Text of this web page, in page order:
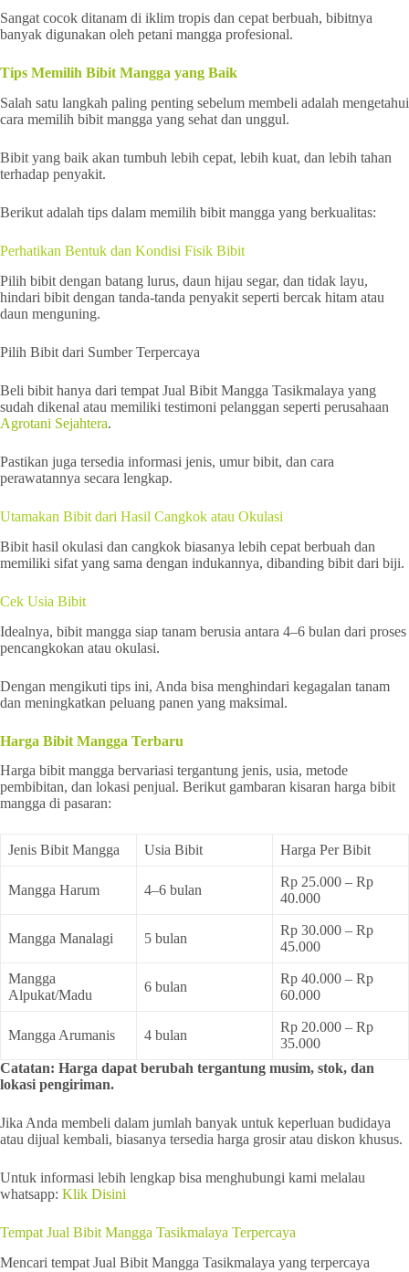
Sangat cocok ditanam di iklim tropis dan cepat berbuah, bibitnya
banyak digunakan oleh petani mangga profesional.
Tips Memilih Bibit Mangga yang Baik
Salah satu langkah paling penting sebelum membeli adalah mengetahui
cara memilih bibit mangga yang sehat dan unggul.
Bibit yang baik akan tumbuh lebih cepat, lebih kuat, dan lebih tahan
terhadap penyakit.
Berikut adalah tips dalam memilih bibit mangga yang berkualitas:
Perhatikan Bentuk dan Kondisi Fisik Bibit
Pilih bibit dengan batang lurus, daun hijau segar, dan tidak layu,
hindari bibit dengan tanda-tanda penyakit seperti bercak hitam atau
daun menguning.
Pilih Bibit dari Sumber Terpercaya
Beli bibit hanya dari tempat Jual Bibit Mangga Tasikmalaya yang
sudah dikenal atau memiliki testimoni pelanggan seperti perusahaan
Agrotani Sejahtera.
Pastikan juga tersedia informasi jenis, umur bibit, dan cara
perawatannya secara lengkap.
Utamakan Bibit dari Hasil Cangkok atau Okulasi
Bibit hasil okulasi dan cangkok biasanya lebih cepat berbuah dan
memiliki sifat yang sama dengan indukannya, dibanding bibit dari biji.
Cek Usia Bibit
Idealnya, bibit mangga siap tanam berusia antara 4–6 bulan dari proses
pencangkokan atau okulasi.
Dengan mengikuti tips ini, Anda bisa menghindari kegagalan tanam
dan meningkatkan peluang panen yang maksimal.
Harga Bibit Mangga Terbaru
Harga bibit mangga bervariasi tergantung jenis, usia, metode
pembibitan, dan lokasi penjual. Berikut gambaran kisaran harga bibit
mangga di pasaran:
Jenis Bibit Mangga Usia Bibit Harga Per Bibit
Mangga Harum 4–6 bulan
Rp 25.000 – Rp
40.000
Mangga Manalagi 5 bulan
Rp 30.000 – Rp
45.000
Mangga
Alpukat/Madu
6 bulan
Rp 40.000 – Rp
60.000
Mangga Arumanis 4 bulan
Rp 20.000 – Rp
35.000
Catatan: Harga dapat berubah tergantung musim, stok, dan
lokasi pengiriman.
Jika Anda membeli dalam jumlah banyak untuk keperluan budidaya
atau dijual kembali, biasanya tersedia harga grosir atau diskon khusus.
Untuk informasi lebih lengkap bisa menghubungi kami melalau
whatsapp: Klik Disini
Tempat Jual Bibit Mangga Tasikmalaya Terpercaya
Mencari tempat Jual Bibit Mangga Tasikmalaya yang terpercaya